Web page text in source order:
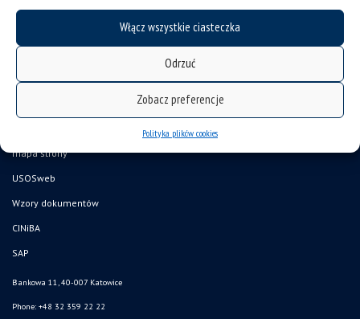
Włącz wszystkie ciasteczka
Odrzuć
Zobacz preferencje
Polityka plików cookies
mapa strony
USOSweb
Wzory dokumentów
CINiBA
SAP
Bankowa 11, 40-007 Katowice
Phone: +48 32 359 22 22